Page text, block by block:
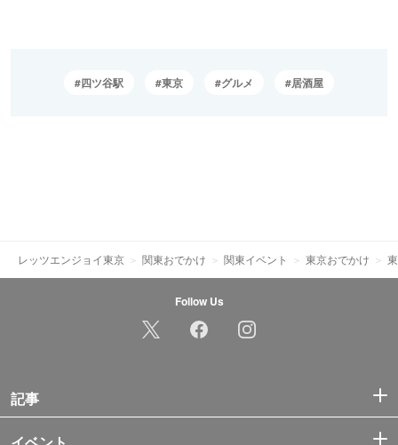
四ツ谷駅 東京 グルメ 居酒屋
レッツエンジョイ東京 関東おでかけ 関東イベント 東京おでかけ
Follow Us
記事